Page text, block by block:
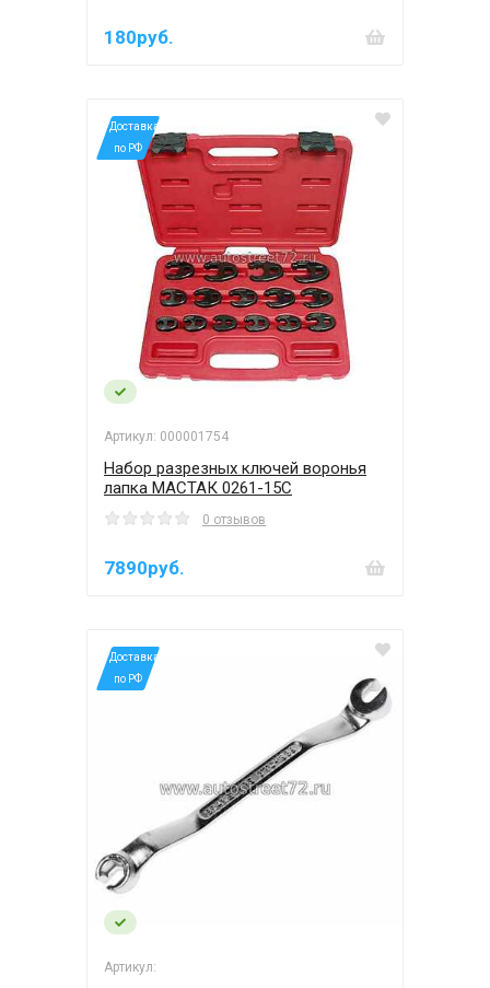
180руб.
*Доставка
по РФ
Артикул: 000001754
Набор разрезных ключей воронья
лапка МАСТАК 0261-15C
0 отзывов
7890руб.
*Доставка
по РФ
Артикул: